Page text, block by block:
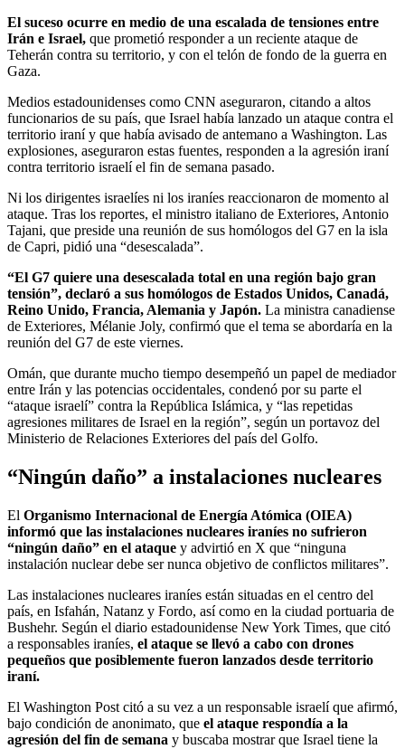
El suceso ocurre en medio de una escalada de tensiones entre
Irán e Israel, que prometió responder a un reciente ataque de
Teherán contra su territorio, y con el telón de fondo de la guerra en
Gaza.
Medios estadounidenses como CNN aseguraron, citando a altos
funcionarios de su país, que Israel había lanzado un ataque contra el
territorio iraní y que había avisado de antemano a Washington. Las
explosiones, aseguraron estas fuentes, responden a la agresión iraní
contra territorio israelí el fin de semana pasado.
Ni los dirigentes israelíes ni los iraníes reaccionaron de momento al
ataque. Tras los reportes, el ministro italiano de Exteriores, Antonio
Tajani, que preside una reunión de sus homólogos del G7 en la isla
de Capri, pidió una “desescalada”.
“El G7 quiere una desescalada total en una región bajo gran
tensión”, declaró a sus homólogos de Estados Unidos, Canadá,
Reino Unido, Francia, Alemania y Japón. La ministra canadiense
de Exteriores, Mélanie Joly, confirmó que el tema se abordaría en la
reunión del G7 de este viernes.
Omán, que durante mucho tiempo desempeñó un papel de mediador
entre Irán y las potencias occidentales, condenó por su parte el
“ataque israelí” contra la República Islámica, y “las repetidas
agresiones militares de Israel en la región”, según un portavoz del
Ministerio de Relaciones Exteriores del país del Golfo.
“Ningún daño” a instalaciones nucleares
El Organismo Internacional de Energía Atómica (OIEA)
informó que las instalaciones nucleares iraníes no sufrieron
“ningún daño” en el ataque y advirtió en X que “ninguna
instalación nuclear debe ser nunca objetivo de conflictos militares”.
Las instalaciones nucleares iraníes están situadas en el centro del
país, en Isfahán, Natanz y Fordo, así como en la ciudad portuaria de
Bushehr. Según el diario estadounidense New York Times, que citó
a responsables iraníes, el ataque se llevó a cabo con drones
pequeños que posiblemente fueron lanzados desde territorio
iraní.
El Washington Post citó a su vez a un responsable israelí que afirmó,
bajo condición de anonimato, que el ataque respondía a la
agresión del fin de semana y buscaba mostrar que Israel tiene la